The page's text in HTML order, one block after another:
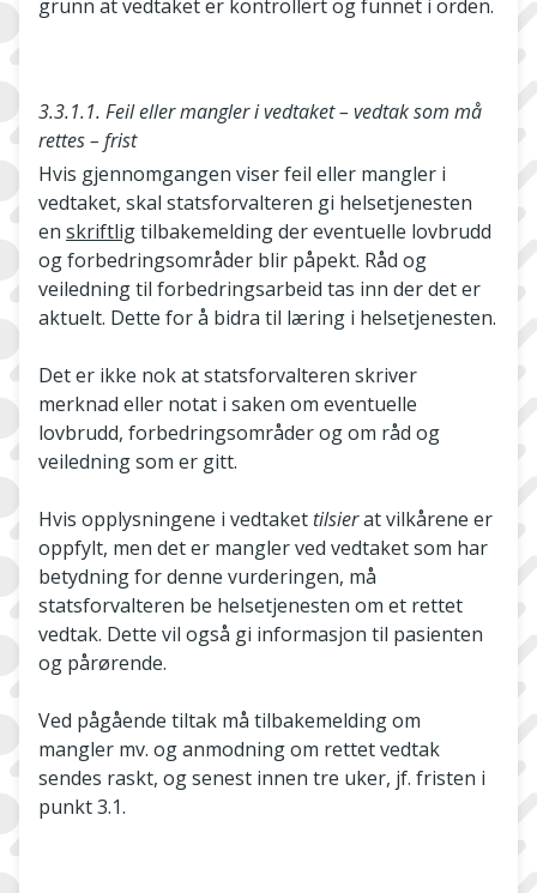
grunn at vedtaket er kontrollert og funnet i orden.
3.3.1.1. Feil eller mangler i vedtaket – vedtak som må
rettes – frist
Hvis gjennomgangen viser feil eller mangler i
vedtaket, skal statsforvalteren gi helsetjenesten
en skriftligtilbakemelding der eventuelle lovbrudd
og forbedringsområder blir påpekt. Råd og
veiledning til forbedringsarbeid tas inn der det er
aktuelt. Dette for å bidra til læring i helsetjenesten.
Det er ikke nok at statsforvalteren skriver
merknad eller notat i saken om eventuelle
lovbrudd, forbedringsområder og om råd og
veiledning som er gitt.
Hvis opplysningene i vedtaket tilsierat vilkårene er
oppfylt, men det er mangler ved vedtaket som har
betydning for denne vurderingen, må
statsforvalteren be helsetjenesten om et rettet
vedtak. Dette vil også gi informasjon til pasienten
og pårørende.
Ved pågående tiltak må tilbakemelding om
mangler mv. og anmodning om rettet vedtak
sendes raskt, og senest innen tre uker, jf. fristen i
punkt 3.1.